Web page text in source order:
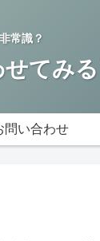
常識？
てみ
問い合わせ